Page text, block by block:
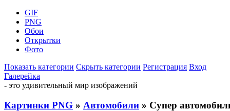
GIF
PNG
Обои
Открытки
Фото
Показать категории Скрыть категории Регистрация Вход
Галерейка
- это удивительный мир изображений
Картинки PNG » Автомобили » Супер